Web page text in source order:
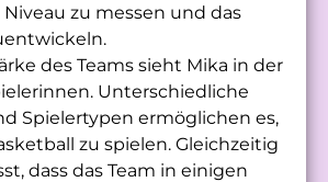
zu messen und das
des Teams sieht Mika in der
Unterschiedliche
Spielertypen ermöglichen es,
zu spielen. Gleichzeitig
dass das Team in einigen